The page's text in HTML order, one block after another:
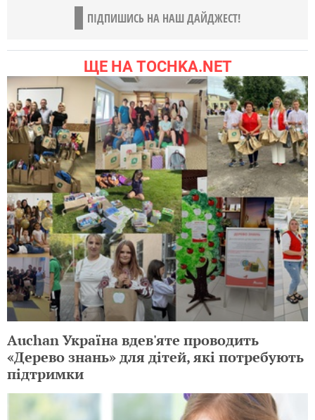
ПІДПИШИСЬ НА НАШ ДАЙДЖЕСТ!
ЩЕ НА TOCHKA.NET
Auchan Україна вдев'яте проводить
«Дерево знань» для дітей, які потребують
підтримки